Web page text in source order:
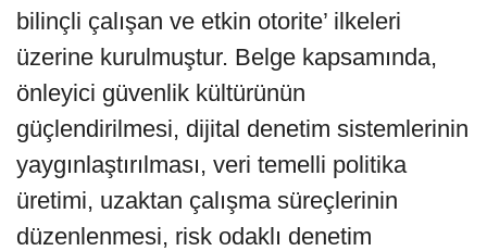
bilinçli çalışan ve etkin otorite’ ilkeleri
üzerine kurulmuştur. Belge kapsamında,
önleyici güvenlik kültürünün
güçlendirilmesi, dijital denetim sistemlerinin
yaygınlaştırılması, veri temelli politika
üretimi, uzaktan çalışma süreçlerinin
düzenlenmesi, risk odaklı denetim